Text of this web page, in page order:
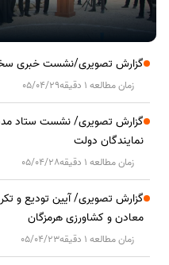
گزارش تصویری/نشست خبری
زمان مطالعه 1 دقیقه 05/04/29
گزارش تصویری/ نشست ستاد
نمایندگان دولت
زمان مطالعه 1 دقیقه 05/04/28
گزارش تصویری/ آیین تودیع و
معادن و کشاورزی هرمزگان
زمان مطالعه 1 دقیقه 05/04/23